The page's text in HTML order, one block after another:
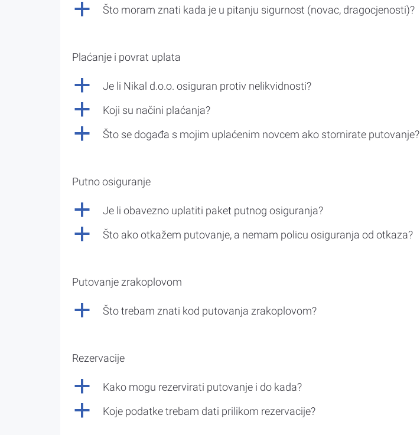
a Što moram znati kada je u pitanju sigurnost (novac, dragocjenosti)?
Plaćanje i povrat uplata
a Je li Nikal d.o.o. osiguran protiv nelikvidnosti?
a Koji su načini plaćanja?
a Što se događa s mojim uplaćenim novcem ako stornirate putovanje?
Putno osiguranje
a Je li obavezno uplatiti paket putnog osiguranja?
a Što ako otkažem putovanje, a nemam policu osiguranja od otkaza?
Putovanje zrakoplovom
a Što trebam znati kod putovanja zrakoplovom?
Rezervacije
a Kako mogu rezervirati putovanje i do kada?
a Koje podatke trebam dati prilikom rezervacije?